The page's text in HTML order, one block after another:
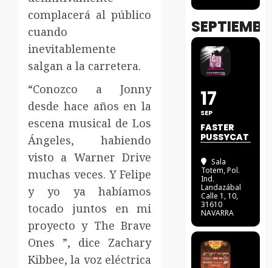
complacerá al público
cuando
inevitablemente
salgan a la carretera.
“Conozco a Jonny
desde hace años en la
escena musical de Los
Ángeles, habiendo
visto a Warner Drive
muchas veces. Y Felipe
y yo ya habíamos
tocado juntos en mi
proyecto y The Brave
Ones ”, dice Zachary
Kibbee, la voz eléctrica
17
SEP
FASTER
PUSSYCAT
Sala
Totem, Pol.
Ind.
Landazábal
Calle 1, 10,
31610
NAVARRA